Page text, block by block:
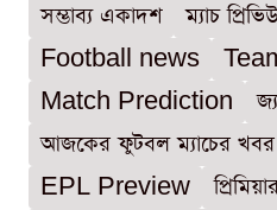
সম্ভাব্য একাদশ
ম্যাচ
Football news
Match Prediction
আজকের ফুটবল ম্যাচের খবর
EPL Preview